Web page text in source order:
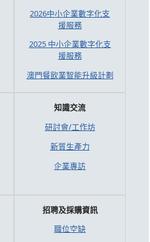
2026中小企業數字化支
援服務
2025 中小企業數字化支
援服務
澳門餐飲業智能升級計劃
知識交流
研討會/工作坊
新質生產力
企業專訪
招聘及採購資訊
職位空缺